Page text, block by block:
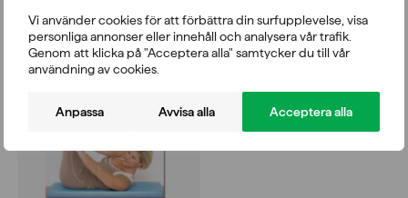
Vi använder cookies för att förbättra din surfupplevelse, visa
personliga annonser eller innehåll och analysera vår trafik.
Genom att klicka på "Acceptera alla" samtycker du till vår
användning av cookies.
Anpassa Avvisa alla Acceptera alla
-58%